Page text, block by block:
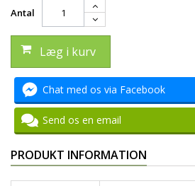
Antal
Læg i kurv
Chat med os via Facebook
Send os en email
PRODUKT INFORMATION